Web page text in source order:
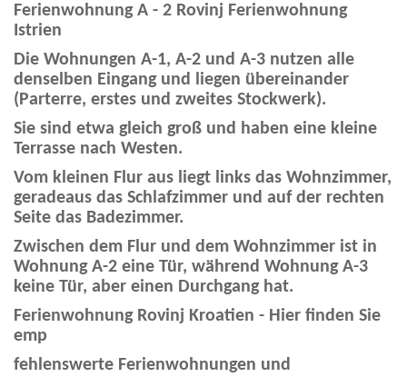
Ferienwohnung A - 2 Rovinj Ferienwohnung
Istrien
Die Wohnungen A-1, A-2 und A-3 nutzen alle
denselben Eingang und liegen übereinander
(Parterre, erstes und zweites Stockwerk).
Sie sind etwa gleich groß und haben eine kleine
Terrasse nach Westen.
Vom kleinen Flur aus liegt links das Wohnzimmer,
geradeaus das Schlafzimmer und auf der rechten
Seite das Badezimmer.
Zwischen dem Flur und dem Wohnzimmer ist in
Wohnung A-2 eine Tür, während Wohnung A-3
keine Tür, aber einen Durchgang hat.
Ferienwohnung Rovinj Kroatien - Hier finden Sie
emp
fehlenswerte Ferienwohnungen und